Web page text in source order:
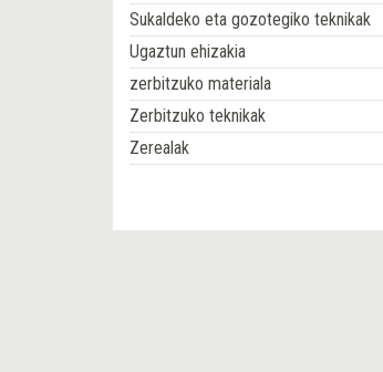
Sukaldeko eta gozotegiko teknikak
Ugaztun ehizakia
zerbitzuko materiala
Zerbitzuko teknikak
Zerealak